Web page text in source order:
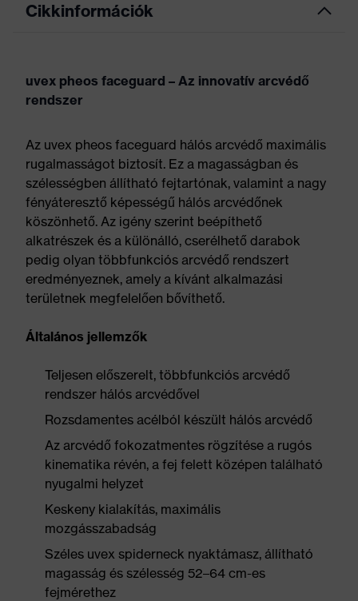
Cikkinformációk
uvex pheos faceguard – Az innovatív arcvédő
rendszer
Az uvex pheos faceguard hálós arcvédő maximális
rugalmasságot biztosít. Ez a magasságban és
szélességben állítható fejtartónak, valamint a nagy
fényáteresztő képességű hálós arcvédőnek
köszönhető. Az igény szerint beépíthető
alkatrészek és a különálló, cserélhető darabok
pedig olyan többfunkciós arcvédő rendszert
eredményeznek, amely a kívánt alkalmazási
területnek megfelelően bővíthető.
Általános jellemzők
Teljesen előszerelt, többfunkciós arcvédő
rendszer hálós arcvédővel
Rozsdamentes acélból készült hálós arcvédő
Az arcvédő fokozatmentes rögzítése a rugós
kinematika révén, a fej felett középen található
nyugalmi helyzet
Keskeny kialakítás, maximális
mozgásszabadság
Széles uvex spiderneck nyaktámasz, állítható
magasság és szélesség 52–64 cm-es
fejmérethez